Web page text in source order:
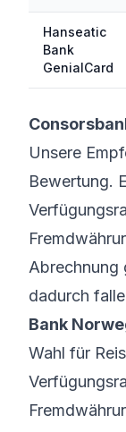
Hanseatic
Bank
GenialCard
Unsere
Bewertung.
Abrechnung
dadurch
Bank
Wahl für